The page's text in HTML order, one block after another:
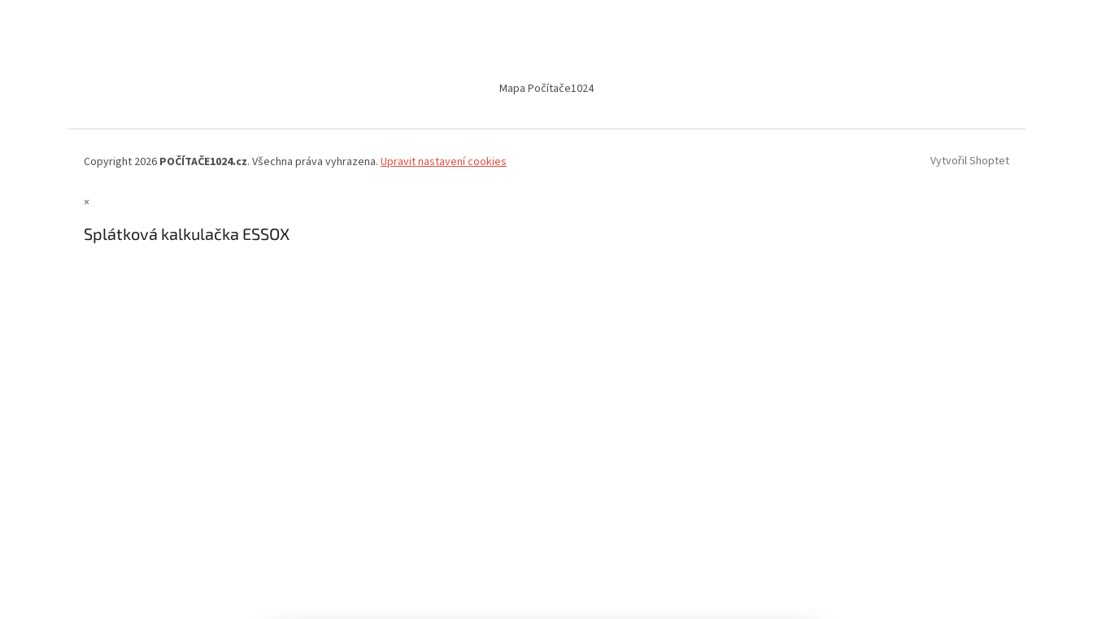
Mapa Počítače1024
Vytvořil Shoptet
Copyright 2026 POČÍTAČE1024.cz. Všechna práva vyhrazena. Upravit nastavení cookies
×
Splátková kalkulačka ESSOX